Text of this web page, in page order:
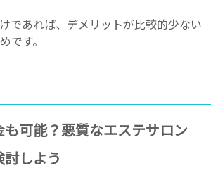
であれば、デメリットが比較的少ない
です。
も可能？悪質なエステサロン
しよう